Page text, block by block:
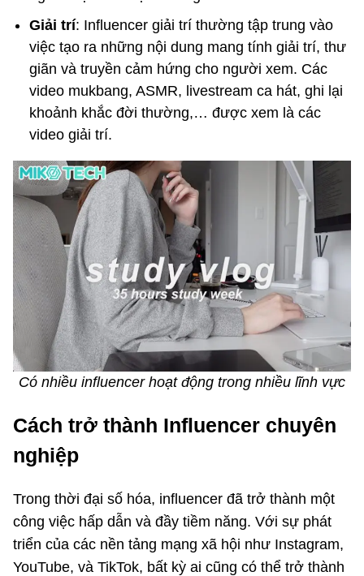
Giải trí: Influencer giải trí thường tập trung vào
việc tạo ra những nội dung mang tính giải trí, thư
giãn và truyền cảm hứng cho người xem. Các
video mukbang, ASMR, livestream ca hát, ghi lại
khoảnh khắc đời thường,… được xem là các
video giải trí.
Có nhiều influencer hoạt động trong nhiều lĩnh vực
Cách trở thành Influencer chuyên
nghiệp
Trong thời đại số hóa, influencer đã trở thành một
công việc hấp dẫn và đầy tiềm năng. Với sự phát
triển của các nền tảng mạng xã hội như Instagram,
YouTube, và TikTok, bất kỳ ai cũng có thể trở thành